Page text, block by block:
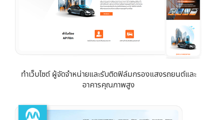
ทำเว็บไซต์ ผู้จัดจำหน่ายและรับติดฟิล์มกรองแสงรถยนต์และ
อาคารคุณภาพสูง